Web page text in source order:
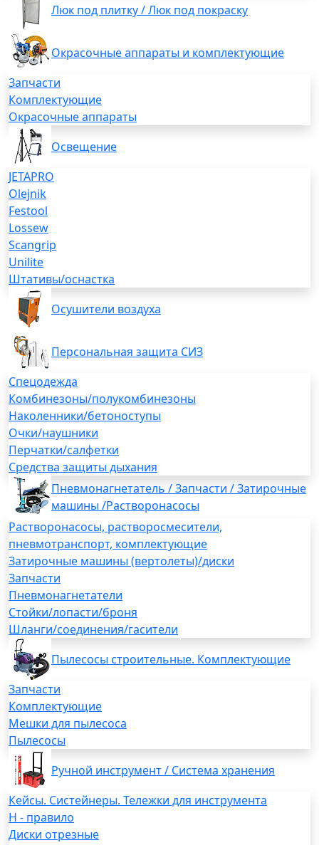
Люк под плитку / Люк под покраску
Окрасочные аппараты и комплектующие
Запчасти
Комплектующие
Окрасочные аппараты
Освещение
JETAPRO
Olejnik
Festool
Lossew
Scangrip
Unilite
Штативы/оснастка
Осушители воздуха
Персональная защита СИЗ
Спецодежда
Комбинезоны/полукомбинезоны
Наколенники/бетоноступы
Очки/наушники
Перчатки/салфетки
Средства защиты дыхания
Пневмонагнетатель / Запчасти / Затирочные
машины /Растворонасосы
Растворонасосы, растворосмесители,
пневмотранспорт, комплектующие
Затирочные машины (вертолеты)/диски
Запчасти
Пневмонагнетатели
Стойки/лопасти/броня
Шланги/соединения/гасители
Пылесосы строительные. Комплектующие
Запчасти
Комплектующие
Мешки для пылесоса
Пылесосы
Ручной инструмент / Система хранения
Кейсы. Систейнеры. Тележки для инструмента
H - правило
Диски отрезные